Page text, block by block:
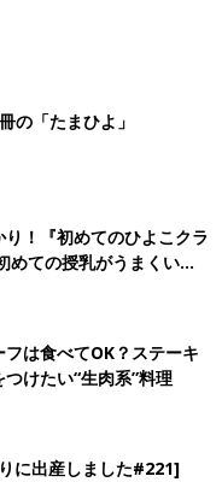
の「たまひよ」
！『初めてのひよこクラ
めての授乳がうまくい
と夏のトラブル 解決テ
フは食べてOK？ステーキ
けたい“生肉系”料理
に出産しました#221]